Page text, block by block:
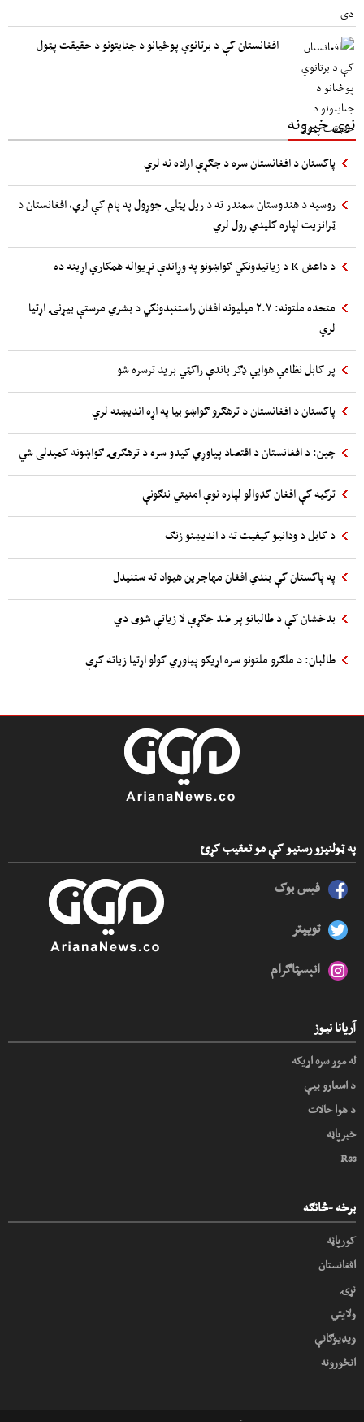
افغانستان کې د برتانوي پوځیانو د جنایتونو د حقیقت پټول
نوی خبرونه
پاکستان د افغانستان سره د جګړې اراده نه لري
روسیه د هندوستان سمندر ته د ریل پټلۍ جوړول په پام کې لري، افغانستان د
ټرانزیت لپاره کلیدي رول لري
د داعش-K د زیاتیدونکي ګواښونو په وړاندې نړیواله همکاري اړینه ده
متحده ملتونه: ۲.۷ میلیونه افغان راستنېدونکي د بشري مرستې بیړنۍ اړتیا
لري
پر کابل نظامي هوایي ډګر باندې راکټي برید ترسره شو
پاکستان د افغانستان د ترهګرو ګواښو بیا په اړه اندیښنه لري
چین: د افغانستان د اقتصاد پیاوړي کیدو سره د ترهګرۍ ګواښونه کمیدلی شي
ترکیه کې افغان کډوالو لپاره نوې امنیتي ننګونې
د کابل د ودانیو کیفیت ته د اندیښنو زنګ
په پاکستان کې بندي افغان مهاجرین هیواد ته ستنیدل
بدخشان کې د طالبانو پر ضد جګړې لا زیاتې شوی دي
طالبان: د ملګرو ملتونو سره اړیکو پیاوړي کولو اړتیا زیاته کړې
په ټولنیزو رسنیو کې مو تعقیب کړئ
فیس بوک
توییتر
انېسټاګرام
آریانا نیوز
له موږ سره اړیکه
د اسعارو بیې
د هوا حالات
خبرپاڼه
Rss
برخه -څانګه
کورپاڼه
افغانستان
نړۍ
ولایتي
ویډیوګانې
انځورونه